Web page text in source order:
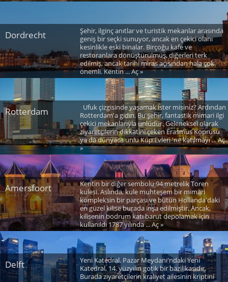
Dordrecht
Şehir, ilginç anıtlar ve turistik mekanlar arasında
geniş bir seçki sunuyor, ancak en çekici olanı
kesinlikle eski binalar. Birçoğu kafe ve
restoranlara dönüştürülmüş, diğerleri terk
edilmiş, ancak tarihi miras açısından hala çok
önemli. Kentin ... Aç »
Rotterdam
Ufuk çizgisinde yaşamak ister misiniz? Ardından
Rotterdam'a gidin. Bu şehir, fantastik mimari ilgi
çekici mekanlarıyla ünlüdür. Geleneksel olarak
ziyaretçilerin dikkatini çeken Erasmus Köprüsü
ya da dünyaca ünlü Küp Evleri 'ne katılmayı ... Aç
»
Amersfoort
Kentin bir diğer sembolü 94 metrelik Toren
kulesi. Aslında, kule muhteşem bir mimari
kompleksin bir parçası ve bütün Hollanda'daki
en güzel kilise burada inşa edilmiştir. Ancak,
kilisenin bodrum katı barut depolamak için
kullanıldı 1787 yılında ... Aç »
Delft
Yeni Katedral. Pazar Meydanı'ndaki Yeni
Katedral, 14. yüzyılın gotik bir bazilikasıdır.
Burada ziyaretçilerin kraliyet ailesinin kriptini